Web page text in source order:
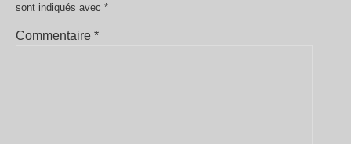
sont indiqués avec *
Commentaire *